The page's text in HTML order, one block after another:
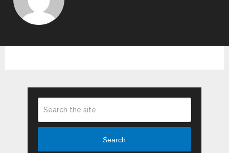
Search